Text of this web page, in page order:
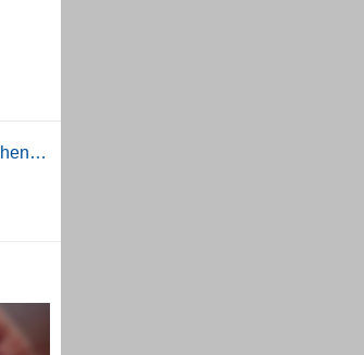
service@alpenverein-muenchen.de